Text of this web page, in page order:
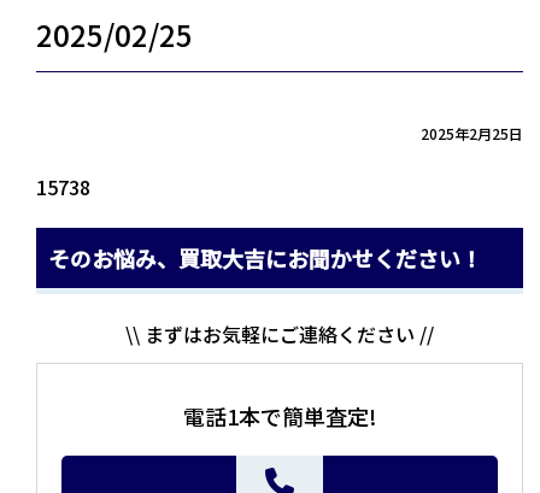
2025/02/25
2025年2月25日
15738
そのお悩み、買取大吉にお聞かせください！
\\ まずはお気軽にご連絡ください //
電話1本で簡単査定!